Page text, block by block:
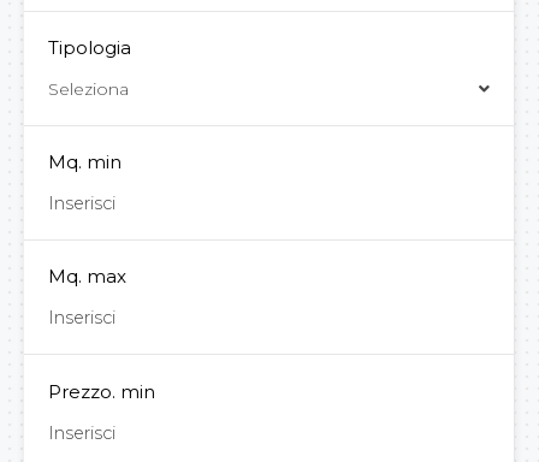
Tipologia
Seleziona
Mq. min
Mq. max
Prezzo. min